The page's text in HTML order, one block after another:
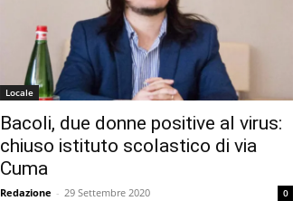
Locale
Bacoli, due donne positive al virus:
chiuso istituto scolastico di via
Cuma
Redazione - 29 Settembre 2020 0